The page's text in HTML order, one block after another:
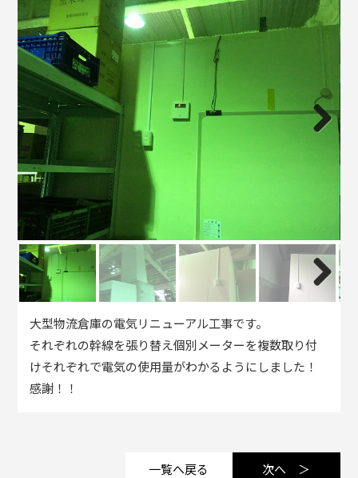
Next
大型物流倉庫の電気リニューアル工事です。
それぞれの幹線を張り替え個別メーターを複数取り付
けそれぞれで電気の使用量がわかるようにしました！
感謝！！
一覧へ戻る 次へ ＞